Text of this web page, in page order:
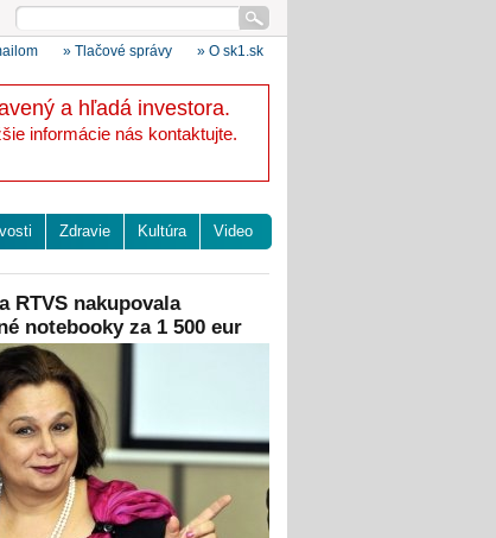
» Tlačové správy » O sk1.sk
a hľadá investora.
informácie nás kontaktujte.
Zdravie Kultúra Video
RTVS nakupovala
notebooky za 1 500 eur